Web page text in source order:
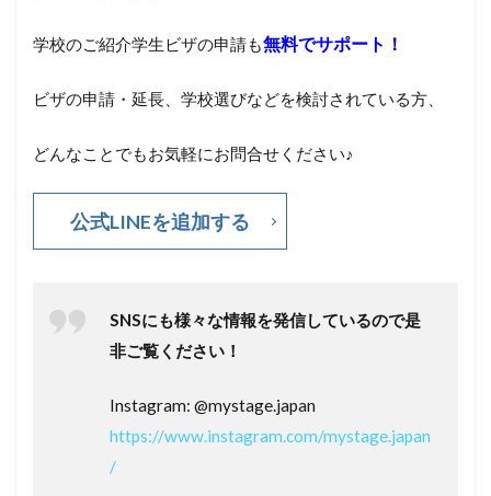
学校のご紹介学生ビザの申請も無料でサポート！
ビザの申請・延長、学校選びなどを検討されている方、
どんなことでもお気軽にお問合せください♪
公式LINEを追加する
SNSにも様々な情報を発信しているので是
非ご覧ください！
Instagram: @mystage.japan
https://www.instagram.com/mystage.japan
/